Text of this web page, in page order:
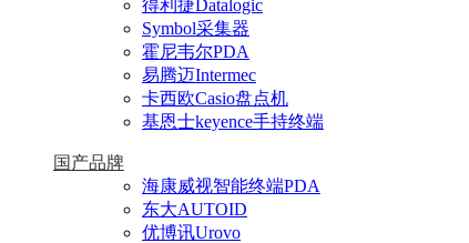
得利捷Datalogic
Symbol采集器
霍尼韦尔PDA
易腾迈Intermec
卡西欧Casio盘点机
基恩士keyence手持终端
国产品牌
海康威视智能终端PDA
东大AUTOID
优博讯Urovo